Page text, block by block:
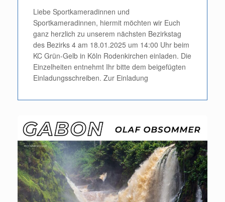
Liebe Sportkameradinnen und
Sportkameradinnen, hiermit möchten wir Euch
ganz herzlich zu unserem nächsten Bezirkstag
des Bezirks 4 am 18.01.2025 um 14:00 Uhr beim
KC Grün-Gelb in Köln Rodenkirchen einladen. Die
Einzelheiten entnehmt Ihr bitte dem beigefügten
Einladungsschreiben. Zur Einladung